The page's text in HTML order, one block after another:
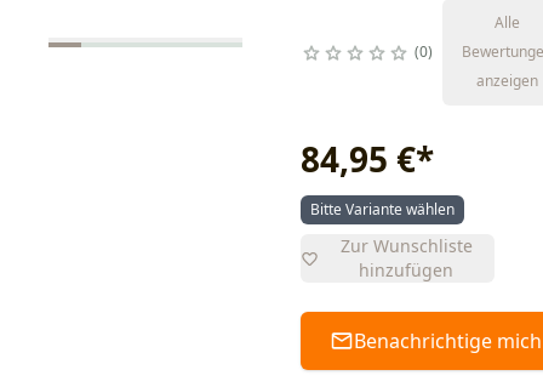
0
Alle
anzeigen
84,95 €*
Bitte Variante wählen
Zur Wunschliste
hinzufügen
Benachrichtige mich